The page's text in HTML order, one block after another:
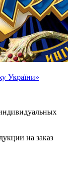
України»
на заказ